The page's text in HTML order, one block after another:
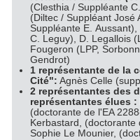
Les cookies nous
et les annonces, d'offrir
médias sociaux et
partageons également
notre site avec nos
publicité et d'analyse,
d'autres informations
(Clesthia / Suppléante
(Diltec / Suppléant José
Suppléante E.
C. Leguy), D. Legallois
Fougeron (LPP,
Gendrot)
1 représentante de la
Cité": Agnès Celle
2 représentantes des
représentantes élues :
(doctorante de l'EA
Kerbastard, (doctorante
Sophie Le Mounier,